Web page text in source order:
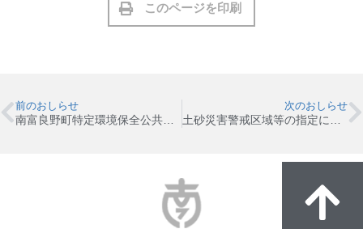
このページを印刷
前のおしらせ 次のおしらせ